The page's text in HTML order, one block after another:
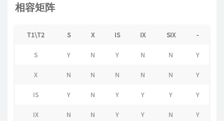
相容矩阵
T1\T2 S X IS IX SIX -
S Y N Y N N Y
X N N N N N Y
IS Y N Y Y Y Y
IX N N Y Y N Y